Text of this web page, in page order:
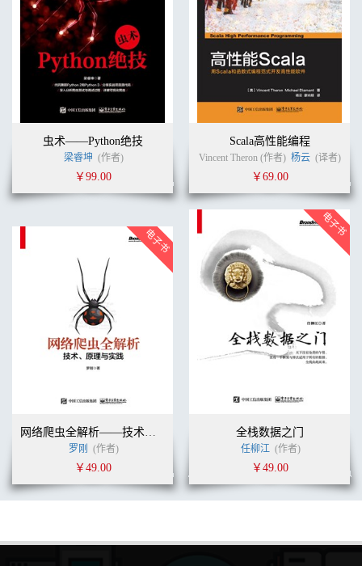
6.10 小结156
第7 章高级功能和特性. . . . . . . . . . . . . . . . . . . . . . . . . . . . . . . . . . .
. . . . . . . . . . . 157
7.1 近似直方图（Approximate Histogram） 158
7.1.1 分位数和直方图158
7.1.2 实现原理158
7.1.3 如何使用161
7.1.4 近似直方图小结163
7.2 数据Sketch 163
7.2.1 DataSketch Aggregator 163
7.2.2 DataSketch Post-Aggregator 167
7.3 地理查询（Geographic Query） 170
7.3.1 基本原理170
7.3.3 空间过滤（Spatial Filter） 171
7.3.4 边界条件（Boundary Condition） 172
7.3.5 地理查询小结172
7.4.1 Router 概览172
7.4.2 路由规则174
7.4.3 配置175
7.4.4 路由策略175
7.5 Kaa 索引服务177
7.5.2 实现178
7.6 Supervisor API 186
7.6.1 创建Supervisor 186
7.6.2 关闭Supervisor 186
7.6.3 获取当前执行的Supervisor 186
7.6.4 获取Supervisor 规范186
7.6.7 获取Supervisor 的历史187
虫术——Python绝技
梁睿坤 (作者)
￥99.00
Scala高性能编程
Vincent Theron (作者) 杨云 (译者)
￥69.00
网络爬虫全解析——技术、原理与实践
罗刚 (作者)
￥49.00
全栈数据之门
任柳江 (作者)
￥49.00